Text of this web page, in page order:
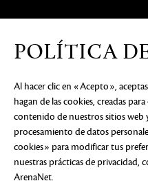
AVISO DE PRIVACIDAD
VENDER NI COMPARTIR MI
PERSONAL
©2026 ArenaNet, LLC.
derechos. Todas las
propiedad de sus
POLÍTICA
Al hacer clic en «Acepto»,
hagan de las cookies, creadas
contenido de nuestros sitios web
procesamiento de datos
cookies» para modificar tus
nuestras prácticas de privacidad,
ArenaNet.